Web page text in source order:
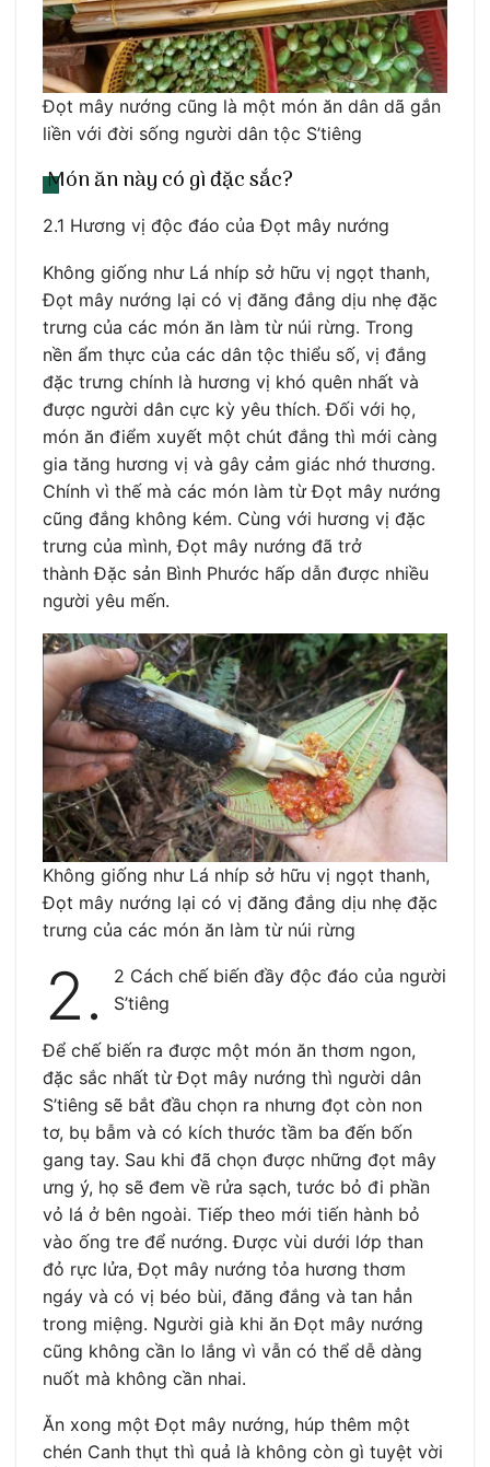
Đọt mây nướng cũng là một món ăn dân dã gắn
liền với đời sống người dân tộc S’tiêng
Món ăn này có gì đặc sắc?
2.1 Hương vị độc đáo của Đọt mây nướng
Không giống như Lá nhíp sở hữu vị ngọt thanh,
Đọt mây nướng lại có vị đăng đắng dịu nhẹ đặc
trưng của các món ăn làm từ núi rừng. Trong
nền ẩm thực của các dân tộc thiểu số, vị đắng
đặc trưng chính là hương vị khó quên nhất và
được người dân cực kỳ yêu thích. Đối với họ,
món ăn điểm xuyết một chút đắng thì mới càng
gia tăng hương vị và gây cảm giác nhớ thương.
Chính vì thế mà các món làm từ Đọt mây nướng
cũng đắng không kém. Cùng với hương vị đặc
trưng của mình, Đọt mây nướng đã trở
thành Đặc sản Bình Phước hấp dẫn được nhiều
người yêu mến.
Không giống như Lá nhíp sở hữu vị ngọt thanh,
Đọt mây nướng lại có vị đăng đắng dịu nhẹ đặc
trưng của các món ăn làm từ núi rừng
2.
2 Cách chế biến đầy độc đáo của người
S’tiêng
Để chế biến ra được một món ăn thơm ngon,
đặc sắc nhất từ Đọt mây nướng thì người dân
S’tiêng sẽ bắt đầu chọn ra nhưng đọt còn non
tơ, bụ bẫm và có kích thước tầm ba đến bốn
gang tay. Sau khi đã chọn được những đọt mây
ưng ý, họ sẽ đem về rửa sạch, tước bỏ đi phần
vỏ lá ở bên ngoài. Tiếp theo mới tiến hành bỏ
vào ống tre để nướng. Được vùi dưới lớp than
đỏ rực lửa, Đọt mây nướng tỏa hương thơm
ngáy và có vị béo bùi, đăng đắng và tan hẳn
trong miệng. Người già khi ăn Đọt mây nướng
cũng không cần lo lắng vì vẫn có thể dễ dàng
nuốt mà không cần nhai.
Ăn xong một Đọt mây nướng, húp thêm một
chén Canh thụt thì quả là không còn gì tuyệt vời